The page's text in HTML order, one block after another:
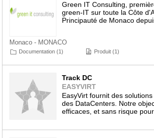
Green IT Consulting,
green-IT sur toute la Côte
Principauté de Monaco
Monaco - MONACO
Documentation (1) Produit (1)
Track DC
EASYVIRT
EasyVirt fournit des
des DataCenters. Notre
efficaces, et sans risque